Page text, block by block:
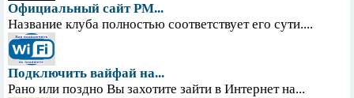
Официальный сайт PM...
Название клуба полностью соответствует его сути....
Подключить вайфай на...
Рано или поздно Вы захотите зайти в Интернет на...